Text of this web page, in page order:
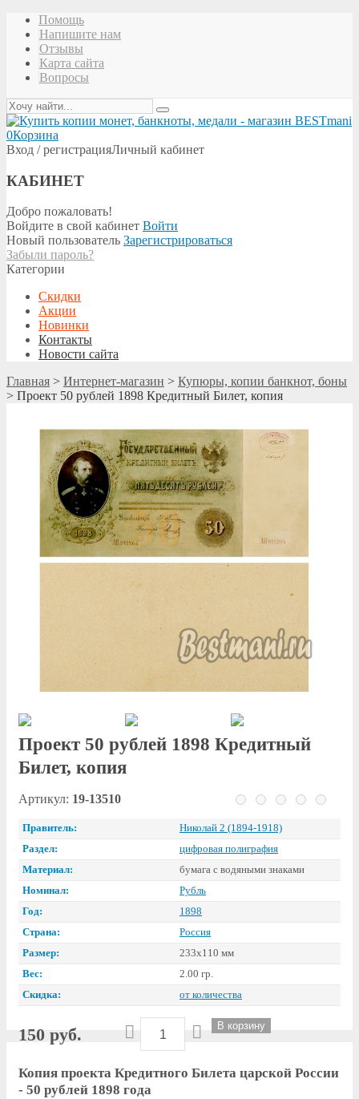
Помощь
Напишите нам
Отзывы
Карта сайта
Вопросы
0Корзина
Вход / регистрацияЛичный кабинет
КАБИНЕТ
Добро пожаловать!
Войдите в свой кабинет Войти
Новый пользователь Зарегистрироваться
Забыли пароль?
Категории
Скидки
Акции
Новинки
Контакты
Новости сайта
Главная > Интернет-магазин > Купюры, копии банкнот, боны
> Проект 50 рублей 1898 Кредитный Билет, копия
Проект 50 рублей 1898 Кредитный
Билет, копия
Артикул: 19-13510
Правитель:
Николай 2 (1894-1918)
Раздел:
цифровая полиграфия
Материал:
бумага с водяными знаками
Номинал:
Рубль
Год:
1898
Страна:
Россия
Размер:
233х110 мм
Вес:
2.00 гр.
Скидка:
от количества
150 руб.
Копия проекта Кредитного Билета царской России
- 50 рублей 1898 года